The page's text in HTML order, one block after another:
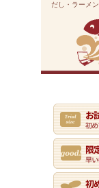
だし・ラーメ